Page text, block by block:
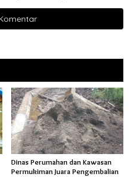
Dinas Perumahan dan Kawasan
Permukiman Juara Pengembalian